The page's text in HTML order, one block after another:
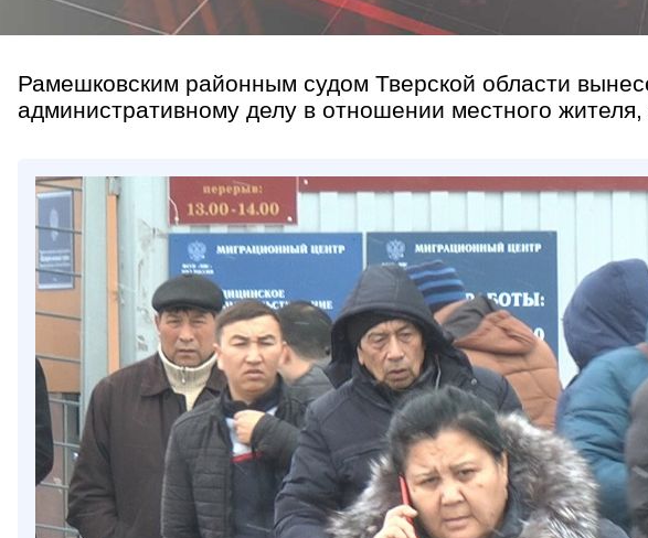
Рамешковским районным судом Тверской области
административному делу в отношении местного